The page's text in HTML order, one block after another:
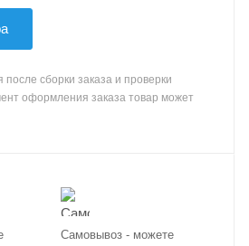
сборки заказа и проверки
оформления заказа товар может
Самовывоз - можете